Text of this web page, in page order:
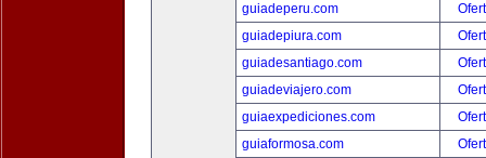
guiadeperu.com
guiadepiura.com
guiadesantiago.com
guiadeviajero.com
guiaexpediciones.com
guiaformosa.com